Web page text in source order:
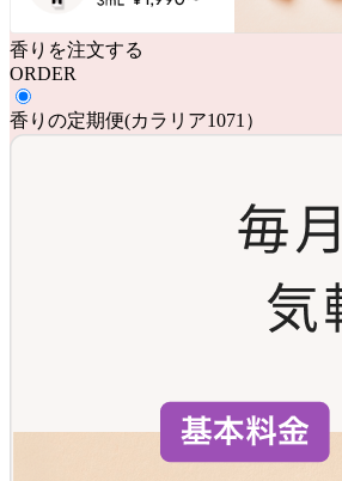
香りを注文する
ORDER
香りの定期便(カラリア1071 ）